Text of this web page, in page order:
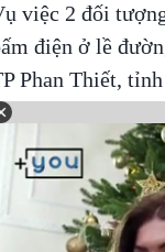
việc 2 đối
điện ở lề
Phan Thiết,